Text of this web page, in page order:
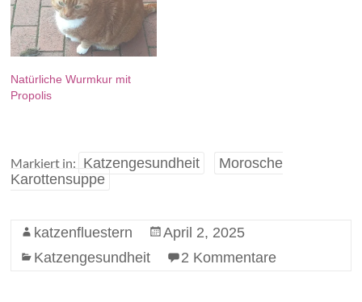
Natürliche Wurmkur mit
Propolis
Markiert in: Katzengesundheit
Morosche
Karottensuppe
katzenfluestern
April 2, 2025
Katzengesundheit
2 Kommentare